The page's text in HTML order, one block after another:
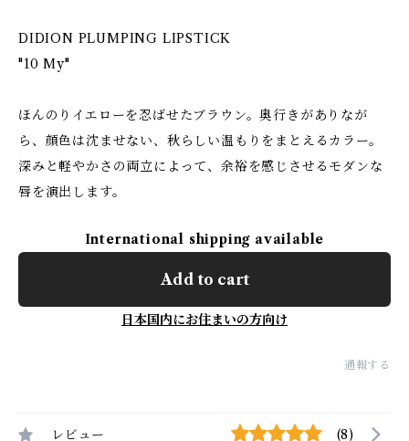
DIDION PLUMPING LIPSTICK
"10 My"
ほんのりイエローを忍ばせたブラウン。奥行きがありなが
ら、顔色は沈ませない、秋らしい温もりをまとえるカラー。
深みと軽やかさの両立によって、余裕を感じさせるモダンな
唇を演出します。
International shipping available
Add to cart
日本国内にお住まいの方向け
通報する
レビュー (8)